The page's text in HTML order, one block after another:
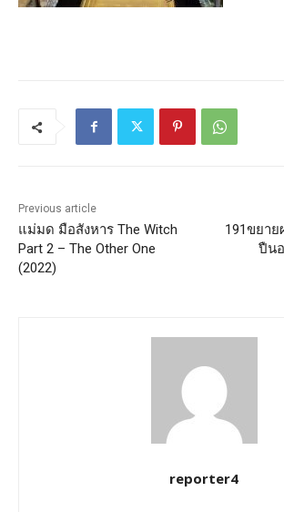
Previous article
แม่มด มือสังหาร The Witch
Part 2 – The Other One
(2022)
191ขยาย
ปืน
reporter4